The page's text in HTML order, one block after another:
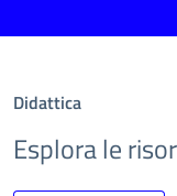
Didattica
Esplora le